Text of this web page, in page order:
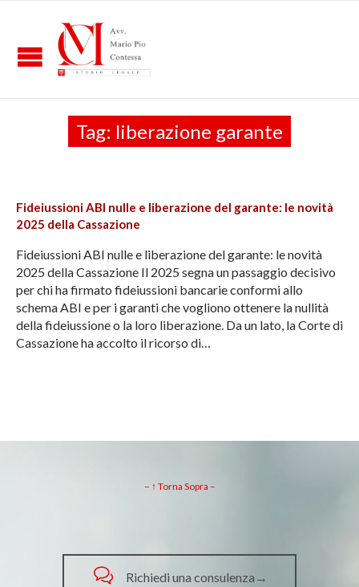
Tag: liberazione garante
Fideiussioni ABI nulle e liberazione del garante: le novità
2025 della Cassazione
Fideiussioni ABI nulle e liberazione del garante: le novità
2025 della Cassazione Il 2025 segna un passaggio decisivo
per chi ha firmato fideiussioni bancarie conformi allo
schema ABI e per i garanti che vogliono ottenere la nullità
della fideiussione o la loro liberazione. Da un lato, la Corte di
Cassazione ha accolto il ricorso di…
– ↑ Torna Sopra –
 Richiedi una consulenza→